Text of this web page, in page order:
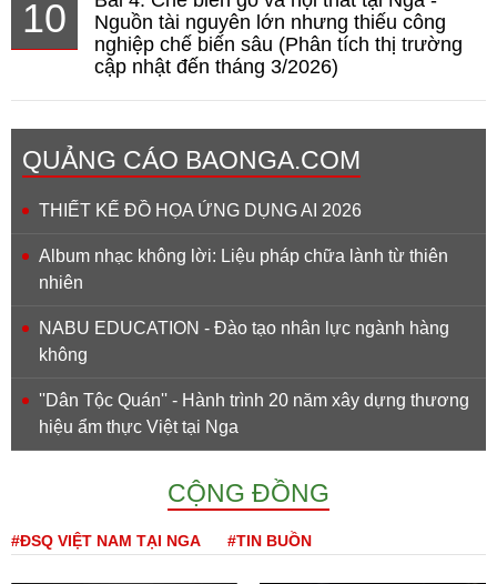
10
Nguồn tài nguyên lớn nhưng thiếu công
nghiệp chế biến sâu (Phân tích thị trường
cập nhật đến tháng 3/2026)
QUẢNG CÁO BAONGA.COM
THIẾT KẾ ĐỒ HỌA ỨNG DỤNG AI 2026
Album nhạc không lời: Liệu pháp chữa lành từ thiên
nhiên
NABU EDUCATION - Đào tạo nhân lực ngành hàng
không
''Dân Tộc Quán'' - Hành trình 20 năm xây dựng thương
hiệu ẩm thực Việt tại Nga
CỘNG ĐỒNG
#ĐSQ VIỆT NAM TẠI NGA #TIN BUỒN